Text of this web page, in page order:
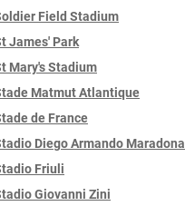
Field Stadium
James' Park
Mary's Stadium
Matmut Atlantique
de France
Diego Armando Maradona
Friuli
Giovanni Zini